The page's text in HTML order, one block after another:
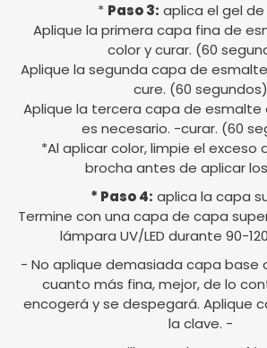
* Paso 3: aplica el gel de
Aplique la primera capa fina de
color y curar. (60
Aplique la segunda capa de
cure. (60 segundos)
Aplique la tercera capa de esmalte
es necesario. -curar. (60
*Al aplicar color, limpie el exceso
brocha antes de aplicar
* Paso 4: aplica la capa
Termine con una capa de capa
lámpara UV/LED durante 90-
- No aplique demasiada capa base
cuanto más fina, mejor, de lo
encogerá y se despegará. Aplique
la clave. -